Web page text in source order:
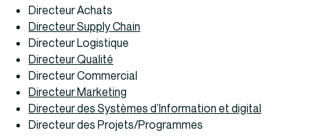
Directeur Achats
Directeur Supply Chain
Directeur Logistique
Directeur Qualité
Directeur Commercial
Directeur Marketing
Directeur des Systèmes d’Information et digital
Directeur des Projets/Programmes